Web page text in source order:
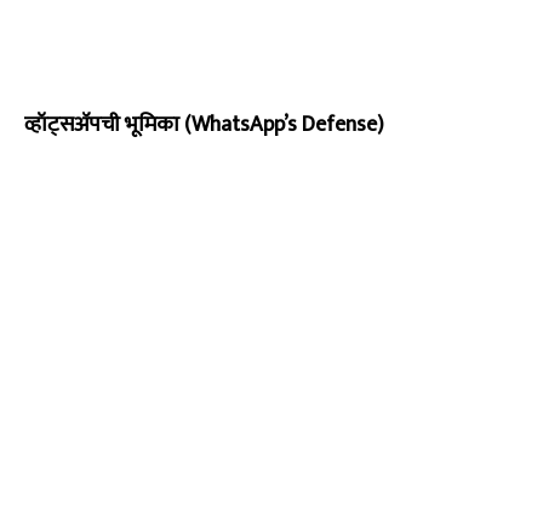
व्हॉट्सॲपची भूमिका (WhatsApp’s Defense)